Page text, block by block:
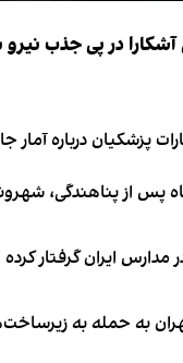
آشکارا در پی جذب
پزشکیان درباره آمار
مدارس ایران گرفتار
به حمله به